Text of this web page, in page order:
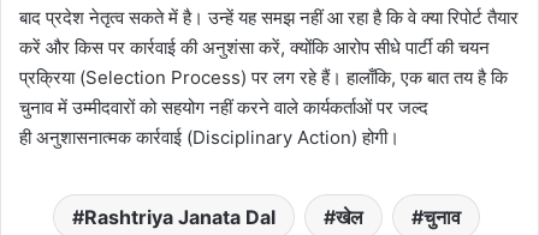
बाद प्रदेश नेतृत्व सकते में है। उन्हें यह समझ नहीं आ रहा है कि वे क्या रिपोर्ट तैयार
करें और किस पर कार्रवाई की अनुशंसा करें, क्योंकि आरोप सीधे पार्टी की चयन
प्रक्रिया (Selection Process) पर लग रहे हैं। हालाँकि, एक बात तय है कि
चुनाव में उम्मीदवारों को सहयोग नहीं करने वाले कार्यकर्ताओं पर जल्द
ही अनुशासनात्मक कार्रवाई (Disciplinary Action) होगी।
Rashtriya Janata Dal खेल चुनाव